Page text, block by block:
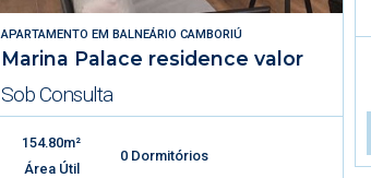
APARTAMENTO EMBALNEÁRIO CAMBORIÚ
Marina Palace residence valor
Sob Consulta
154.80m²
Área Útil
0 Dormitórios